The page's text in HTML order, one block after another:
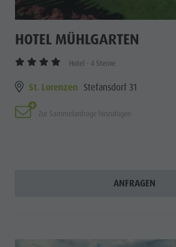
HOTEL MÜHLGARTEN
Hotel - 4 Sterne
St. Lorenzen Stefansdorf 31
Zur Sammelanfrage hinzufügen
ANFRAGEN